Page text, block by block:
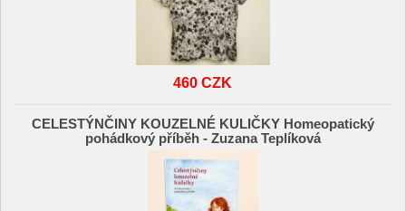
460 CZK
CELESTÝNČINY KOUZELNÉ KULIČKY Homeopatický
pohádkový příběh - Zuzana Teplíková